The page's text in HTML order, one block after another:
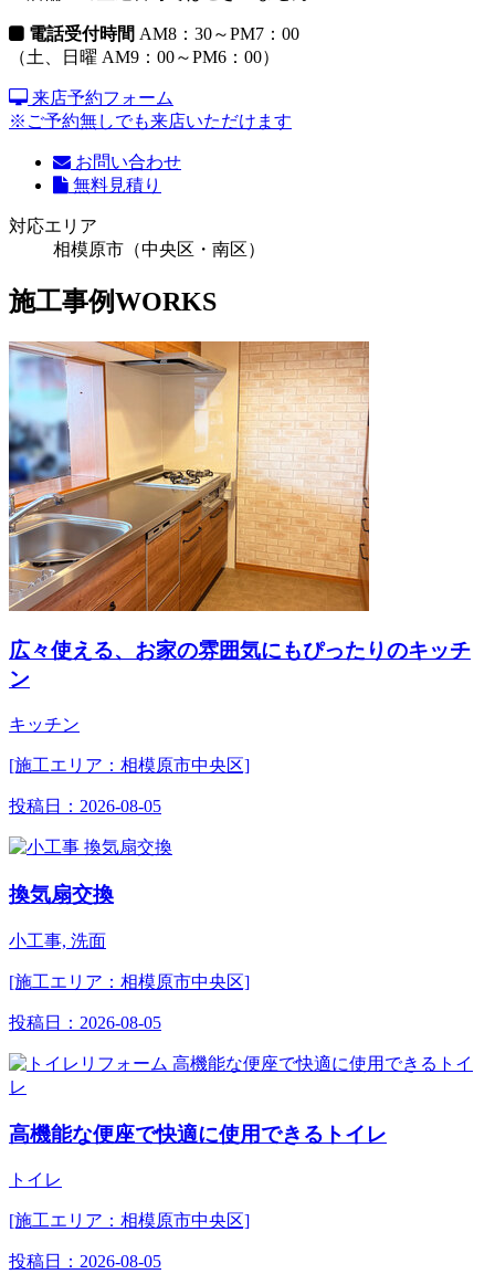
電話受付時間 AM8：30～PM7：00
（土、日曜 AM9：00～PM6：00）
来店予約フォーム
※ご予約無しでも来店いただけます
お問い合わせ
無料見積り
対応エリア
相模原市（中央区・南区）
施工事例WORKS
広々使える、お家の雰囲気にもぴったりのキッチ
ン
キッチン
[施工エリア：相模原市中央区]
投稿日： 2026-08-05
換気扇交換
小工事, 洗面
[施工エリア：相模原市中央区]
投稿日： 2026-08-05
高機能な便座で快適に使用できるトイレ
トイレ
[施工エリア：相模原市中央区]
投稿日： 2026-08-05